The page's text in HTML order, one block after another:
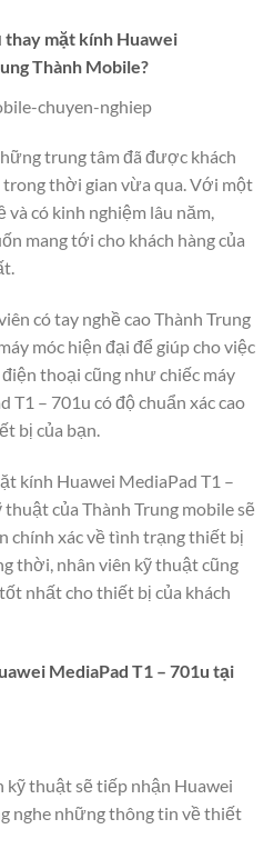
thay mặt kính Huawei
Thành Mobile?
trung tâm đã được khách
thời gian vừa qua. Với một
và có kinh nghiệm lâu năm,
mang tới cho khách hàng của
có tay nghề cao Thành Trung
móc hiện đại để giúp cho việc
thoại cũng như chiếc máy
T1 – 701u có độ chuẩn xác cao
bị của bạn.
kính Huawei MediaPad T1 –
của Thành Trung mobile sẽ
chính xác về tình trạng thiết bị
thời, nhân viên kỹ thuật cũng
nhất cho thiết bị của khách
MediaPad T1 – 701u tại
kỹ thuật sẽ tiếp nhận Huawei
nghe những thông tin về thiết